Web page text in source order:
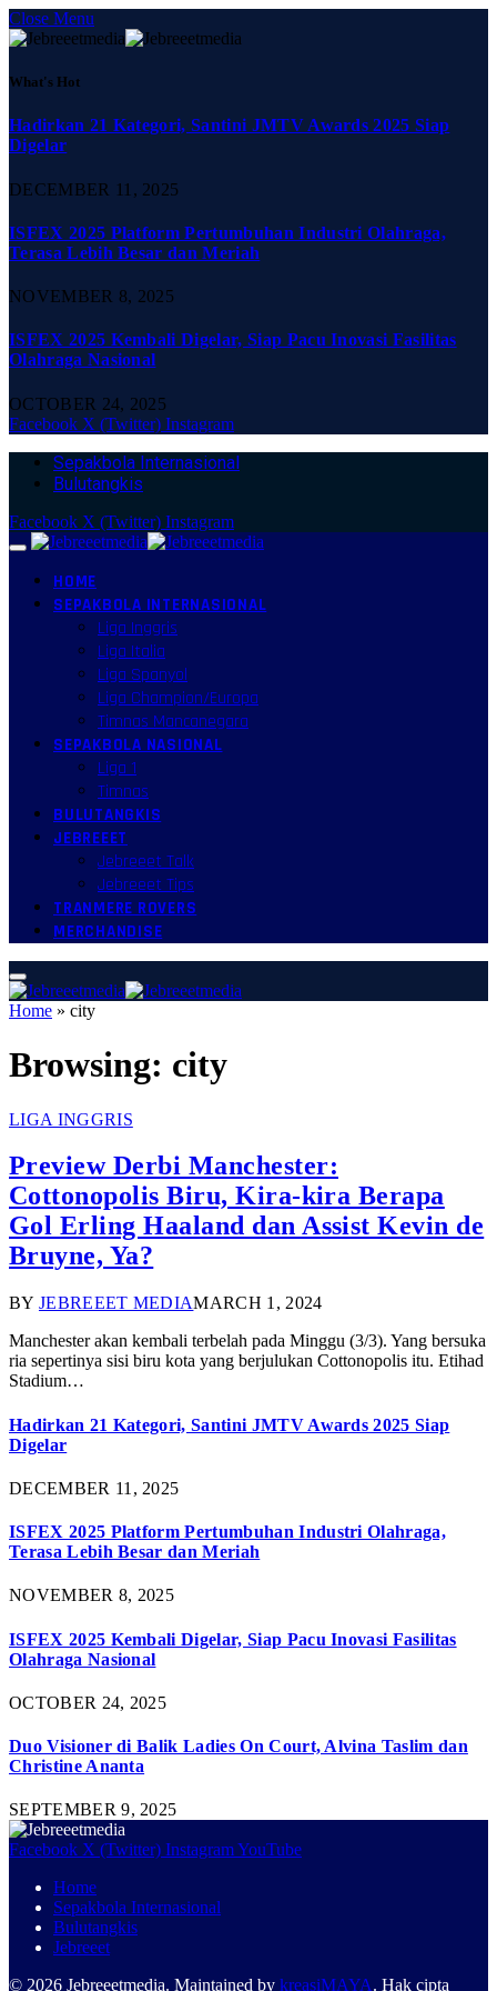
Close Menu
What's Hot
Hadirkan 21 Kategori, Santini JMTV Awards 2025 Siap
Digelar
DECEMBER 11, 2025
ISFEX 2025 Platform Pertumbuhan Industri Olahraga,
Terasa Lebih Besar dan Meriah
NOVEMBER 8, 2025
ISFEX 2025 Kembali Digelar, Siap Pacu Inovasi Fasilitas
Olahraga Nasional
OCTOBER 24, 2025
Facebook X (Twitter) Instagram
Sepakbola Internasional
Bulutangkis
Facebook X (Twitter) Instagram
HOME
SEPAKBOLA INTERNASIONAL
Liga Inggris
Liga Italia
Liga Spanyol
Liga Champion/Europa
Timnas Mancanegara
SEPAKBOLA NASIONAL
Liga 1
Timnas
BULUTANGKIS
JEBREEET
Jebreeet Talk
Jebreeet Tips
TRANMERE ROVERS
MERCHANDISE
Home » city
Browsing: city
LIGA INGGRIS
Preview Derbi Manchester:
Cottonopolis Biru, Kira-kira Berapa
Gol Erling Haaland dan Assist Kevin de
Bruyne, Ya?
BY JEBREEET MEDIAMARCH 1, 2024
Manchester akan kembali terbelah pada Minggu (3/3). Yang bersuka
ria sepertinya sisi biru kota yang berjulukan Cottonopolis itu. Etihad
Stadium…
Hadirkan 21 Kategori, Santini JMTV Awards 2025 Siap
Digelar
DECEMBER 11, 2025
ISFEX 2025 Platform Pertumbuhan Industri Olahraga,
Terasa Lebih Besar dan Meriah
NOVEMBER 8, 2025
ISFEX 2025 Kembali Digelar, Siap Pacu Inovasi Fasilitas
Olahraga Nasional
OCTOBER 24, 2025
Duo Visioner di Balik Ladies On Court, Alvina Taslim dan
Christine Ananta
SEPTEMBER 9, 2025
Facebook X (Twitter) InstagramYouTube
Home
Sepakbola Internasional
Bulutangkis
Jebreeet
© 2026 Jebreeetmedia. Maintained by kreasiMAYA. Hak cipta